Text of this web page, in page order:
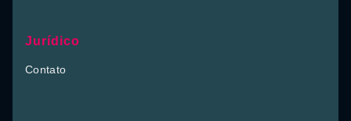
Jurídico
Contato